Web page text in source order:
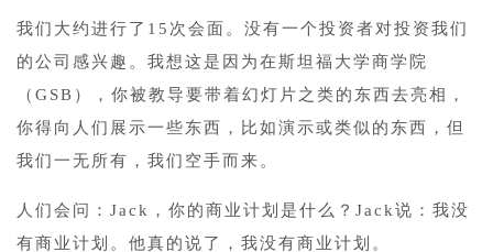
我们大约进行了15次会面。没有一个投资者对投资我们
的公司感兴趣。我想这是因为在斯坦福大学商学院
（GSB），你被教导要带着幻灯片之类的东西去亮相，
你得向人们展示一些东西，比如演示或类似的东西，但
我们一无所有，我们空手而来。
人们会问：Jack，你的商业计划是什么？Jack说：我没
有商业计划。他真的说了，我没有商业计划。